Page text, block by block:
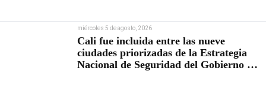
miércoles 5 de agosto, 2026
Cali fue incluida entre las nueve
ciudades priorizadas de la Estrategia
Nacional de Seguridad del Gobierno de